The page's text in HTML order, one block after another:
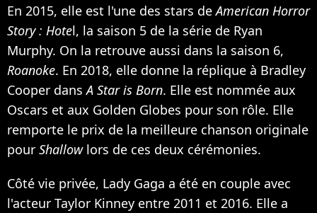
En 2015, elle est l'une des stars deAmerican Horror
Story : Hotel, la saison 5 de la série de Ryan
Murphy. On la retrouve aussi dans la saison 6,
Roanoke. En 2018, elle donne la réplique à Bradley
Cooper dansA Star is Born. Elle est nommée aux
Oscars et aux Golden Globes pour son rôle. Elle
remporte le prix de la meilleure chanson originale
pour Shallowlors de ces deux cérémonies.
Côté vie privée, Lady Gaga a été en couple avec
l'acteur Taylor Kinney entre 2011 et 2016. Elle a